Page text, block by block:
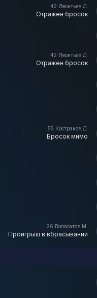
42 Леонтьев Д.
Отражен бросок
42 Леонтьев Д.
Отражен бросок
55 Костраков Д.
Бросок мимо
26 Волосатов М.
Проигрыш в вбрасывании